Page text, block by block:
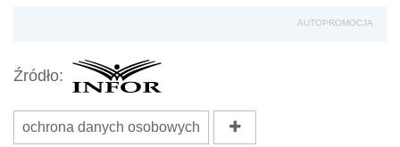
AUTOPROMOCJA
Źródło:
ochrona danych osobowych